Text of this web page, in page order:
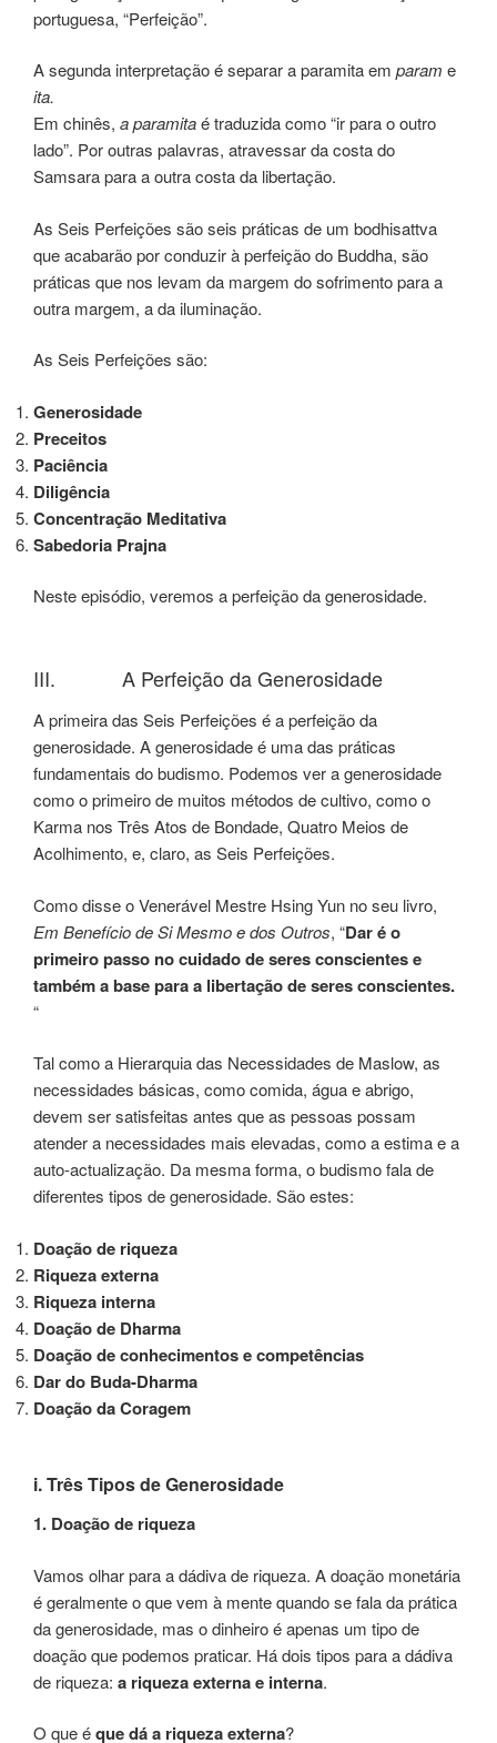
portuguesa, “Perfeição”.
A segunda interpretação é separar a paramita em param e
ita.
Em chinês, a paramitaé traduzida como “ir para o outro
lado”. Por outras palavras, atravessar da costa do
Samsara para a outra costa da libertação.
As Seis Perfeições são seis práticas de um bodhisattva
que acabarão por conduzir à perfeição do Buddha, são
práticas que nos levam da margem do sofrimento para a
outra margem, a da iluminação.
As Seis Perfeições são:
Generosidade
Preceitos
Paciência
Diligência
Concentração Meditativa
Sabedoria Prajna
Neste episódio, veremos a perfeição da generosidade.
III. A Perfeição da Generosidade
A primeira das Seis Perfeições é a perfeição da
generosidade. A generosidade é uma das práticas
fundamentais do budismo. Podemos ver a generosidade
como o primeiro de muitos métodos de cultivo, como o
Karma nos Três Atos de Bondade, Quatro Meios de
Acolhimento, e, claro, as Seis Perfeições.
Como disse o Venerável Mestre Hsing Yun no seu livro,
Em Benefício de Si Mesmo e dos Outros, “Dar é o
primeiro passo no cuidado de seres conscientes e
também a base para a libertação de seres conscientes.
“
Tal como a Hierarquia das Necessidades de Maslow, as
necessidades básicas, como comida, água e abrigo,
devem ser satisfeitas antes que as pessoas possam
atender a necessidades mais elevadas, como a estima e a
auto-actualização. Da mesma forma, o budismo fala de
diferentes tipos de generosidade. São estes:
Doação de riqueza
Riqueza externa
Riqueza interna
Doação de Dharma
Doação de conhecimentos e competências
Dar do Buda-Dharma
Doação da Coragem
i. Três Tipos de Generosidade
1. Doação de riqueza
Vamos olhar para a dádiva de riqueza. A doação monetária
é geralmente o que vem à mente quando se fala da prática
da generosidade, mas o dinheiro é apenas um tipo de
doação que podemos praticar. Há dois tipos para a dádiva
de riqueza: a riqueza externa e interna.
O que éque dá a riqueza externa?